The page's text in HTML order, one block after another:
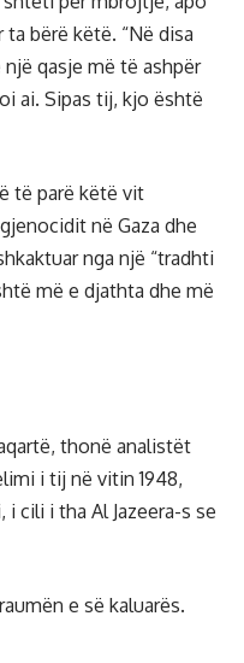
bërë këtë. “Në disa
qasje më të ashpër
ai. Sipas tij, kjo është
të parë këtë vit
në Gaza dhe
nga një “tradhti
më e djathta dhe më
thonë analistët
i tij në vitin 1948,
cili i tha Al Jazeera-s se
e së kaluarës.